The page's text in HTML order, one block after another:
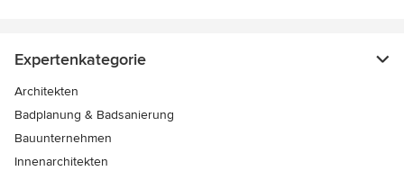
Expertenkategorie
Architekten
Badplanung & Badsanierung
Bauunternehmen
Innenarchitekten